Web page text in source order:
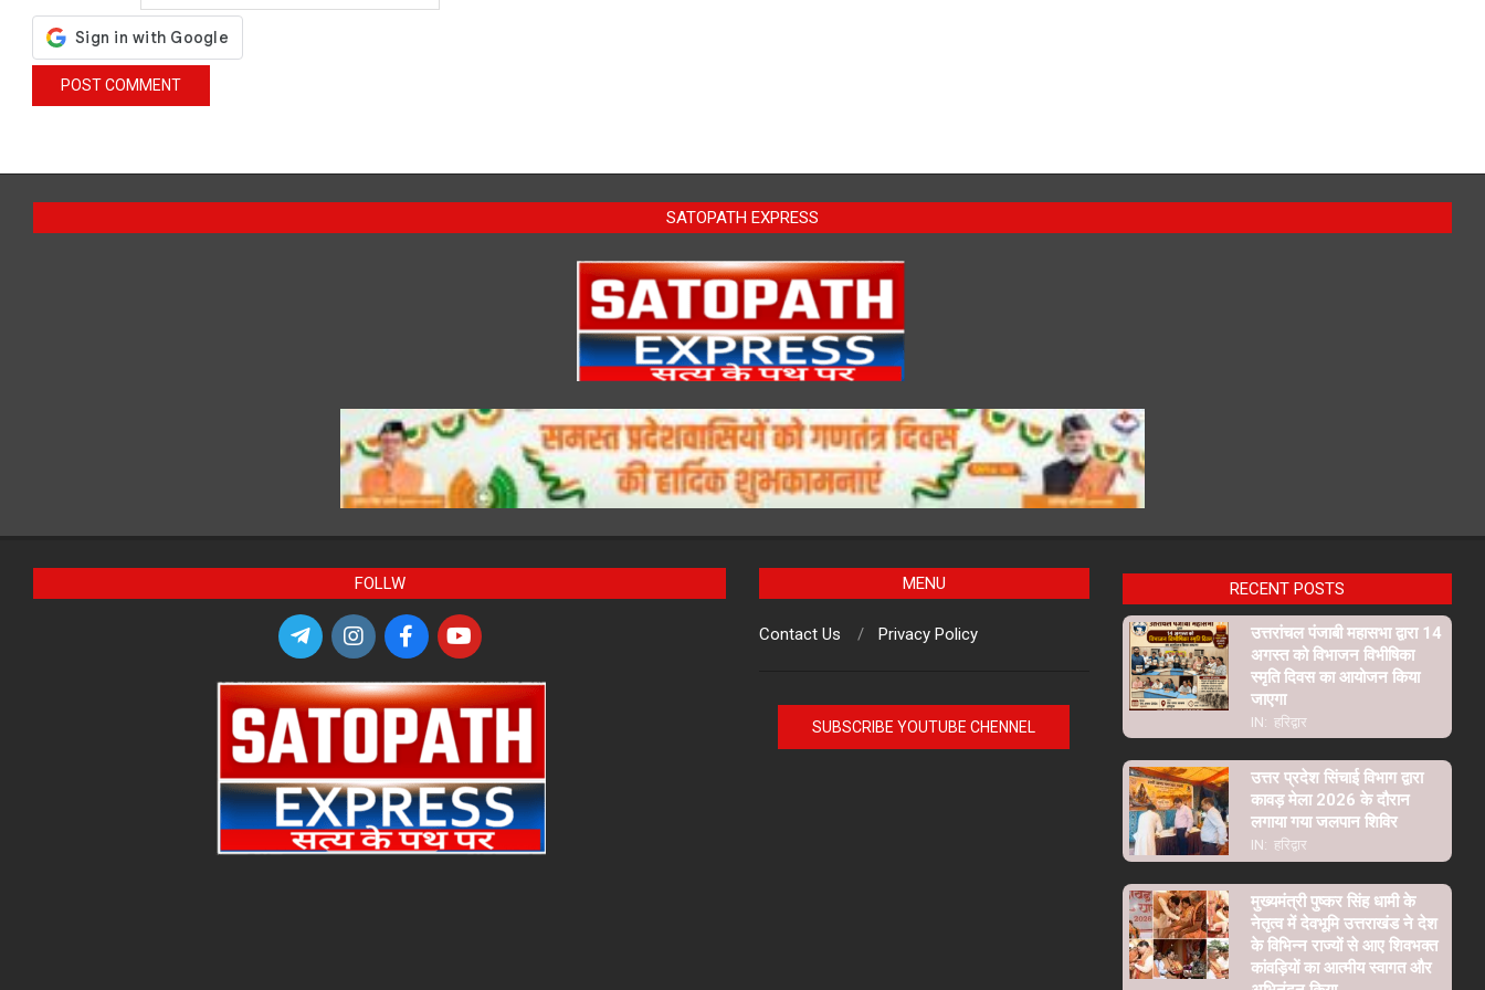
SATOPATH EXPRESS
FOLLW MENU
Contact Us Privacy Policy
SUBSCRIBE YOUTUBE CHENNEL
RECENT POSTS
उत्तरांचल पंजाबी महासभा द्वारा 14
अगस्त को विभाजन विभीषिका
स्मृति दिवस का आयोजन किया
जाएगा
IN: हरिद्वार
उत्तर प्रदेश सिंचाई विभाग द्वारा
कावड़ मेला 2026 के दौरान
लगाया गया जलपान शिविर
IN: हरिद्वार
मुख्यमंत्री पुष्कर सिंह धामी के
नेतृत्व में देवभूमि उत्तराखंड ने देश
के विभिन्न राज्यों से आए शिवभक्त
कांवड़ियों का आत्मीय स्वागत और